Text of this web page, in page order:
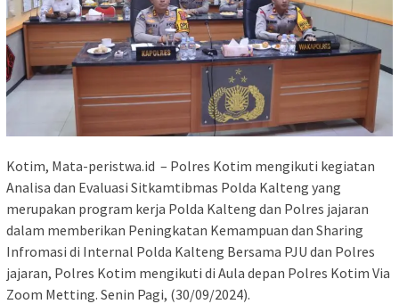
Kotim, Mata-peristwa.id – Polres Kotim mengikuti kegiatan
Analisa dan Evaluasi Sitkamtibmas Polda Kalteng yang
merupakan program kerja Polda Kalteng dan Polres jajaran
dalam memberikan Peningkatan Kemampuan dan Sharing
Infromasi di Internal Polda Kalteng Bersama PJU dan Polres
jajaran, Polres Kotim mengikuti di Aula depan Polres Kotim Via
Zoom Metting. Senin Pagi, (30/09/2024).